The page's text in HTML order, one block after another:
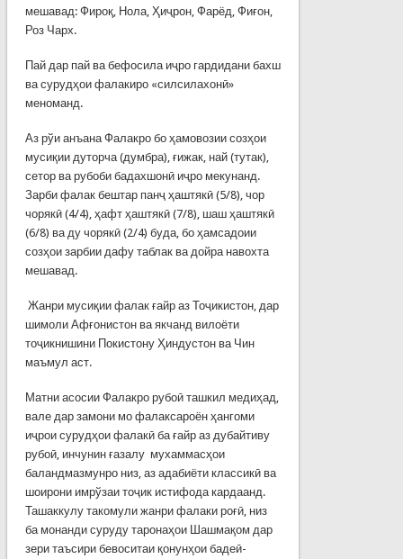
мешавад: Фироқ, Нола, Ҳиҷрон, Фарёд, Фиғон,
Роз Чарх.
Пай дар пай ва бефосила иҷро гардидани бахш
ва сурудҳои фалакиро «силсилахонӣ»
меноманд.
Аз рўи анъана Фалакро бо ҳамовозии созҳои
мусиқии дуторча (думбра), ғижак, най (тутак),
сетор ва рубоби бадахшонӣ иҷро мекунанд.
Зарби фалак бештар панҷ ҳаштякӣ (5/8), чор
чорякӣ (4/4), ҳафт ҳаштякӣ (7/8), шаш ҳаштякӣ
(6/8) ва ду чорякӣ (2/4) буда, бо ҳамсадоии
созҳои зарбии дафу таблак ва дойра навохта
мешавад.
Жанри мусиқии фалак ғайр аз Тоҷикистон, дар
шимоли Афғонистон ва якчанд вилоёти
тоҷикнишини Покистону Ҳиндустон ва Чин
маъмул аст.
Матни асосии Фалакро рубоӣ ташкил медиҳад,
вале дар замони мо фалаксароён ҳангоми
иҷрои сурудҳои фалакӣ ба ғайр аз дубайтиву
рубоӣ, инчунин ғазалу мухаммасҳои
баландмазмунро низ, аз адабиёти классикӣ ва
шоирони имрўзаи тоҷик истифода кардаанд.
Ташаккулу такомули жанри фалаки роғӣ, низ
ба монанди суруду таронаҳои Шашмақом дар
зери таъсири бевоситаи қонунҳои бадеӣ-